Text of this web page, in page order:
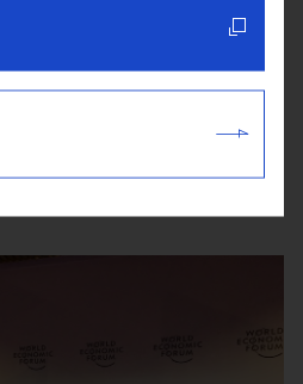
トは、デンマーク労働大臣、リ